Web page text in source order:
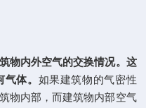
物内外空气的交换情况。这
体。 如果建筑物的气密性
物内部，而建筑物内部空气